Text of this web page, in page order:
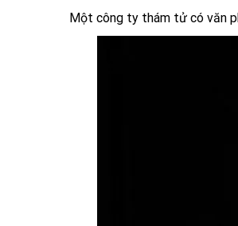
Một công ty thám tử có văn